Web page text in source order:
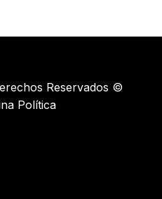
Reservados ©
Política